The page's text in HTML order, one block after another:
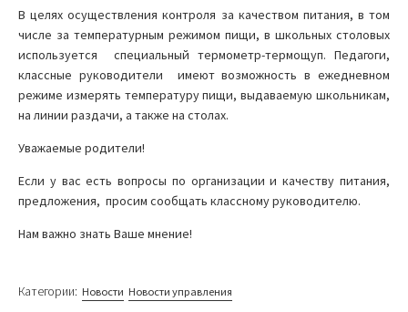
В целях осуществления контроля за качеством питания, в том
числе за температурным режимом пищи, в школьных столовых
используется специальный термометр-термощуп. Педагоги,
классные руководители имеют возможность в ежедневном
режиме измерять температуру пищи, выдаваемую школьникам,
на линии раздачи, а также на столах.
Уважаемые родители!
Если у вас есть вопросы по организации и качеству питания,
предложения, просим сообщать классному руководителю.
Нам важно знать Ваше мнение!
Категории: Новости Новости управления